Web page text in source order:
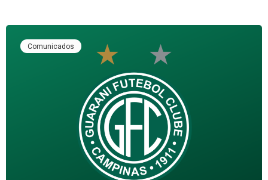
Comunicados